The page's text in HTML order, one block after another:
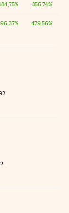
856,74%
96,37% 479,56%